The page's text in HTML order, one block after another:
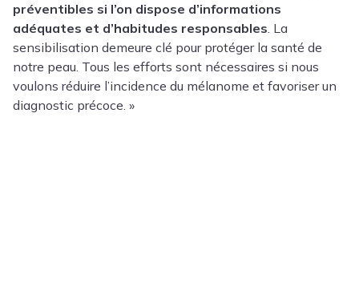
préventibles si l’on dispose d’informations
adéquates et d’habitudes responsables. La
sensibilisation demeure clé pour protéger la santé de
notre peau. Tous les efforts sont nécessaires si nous
voulons réduire l’incidence du mélanome et favoriser un
diagnostic précoce. »